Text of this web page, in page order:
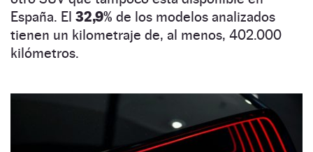
España. El 32,9% de los modelos analizados
tienen un kilometraje de, al menos, 402.000
kilómetros.